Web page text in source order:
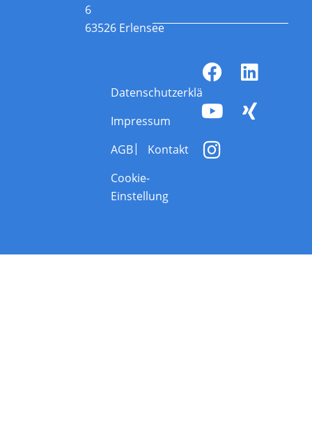
6
63526 Erlensee
Datenschutzerklärung
Impressum
AGB
Kontakt
Cookie-
Einstellung